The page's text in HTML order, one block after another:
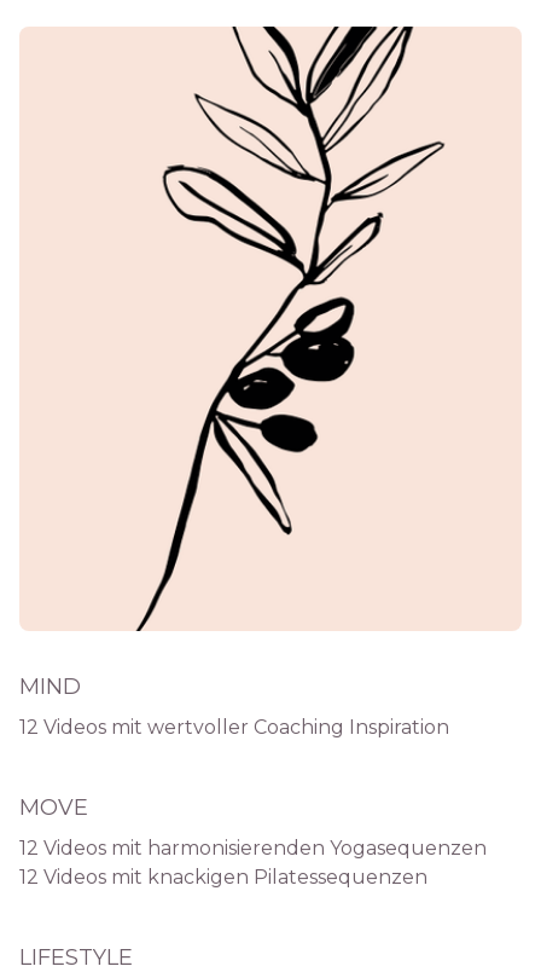
MIND
12 Videos mit wertvoller Coaching Inspiration
MOVE
12 Videos mit harmonisierenden Yogasequenzen
12 Videos mit knackigen Pilatessequenzen
LIFESTYLE